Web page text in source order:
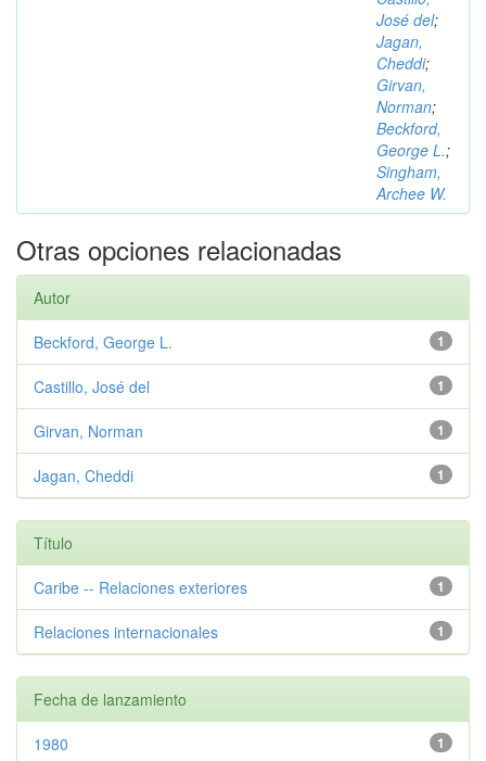
José del;
Jagan,
Cheddi;
Girvan,
Norman;
Beckford,
George L.;
Singham,
Archee W.
Otras opciones relacionadas
Autor
1
Beckford, George L.
1
Castillo, José del
1
Girvan, Norman
1
Jagan, Cheddi
Título
1
Caribe -- Relaciones exteriores
1
Relaciones internacionales
Fecha de lanzamiento
1
1980